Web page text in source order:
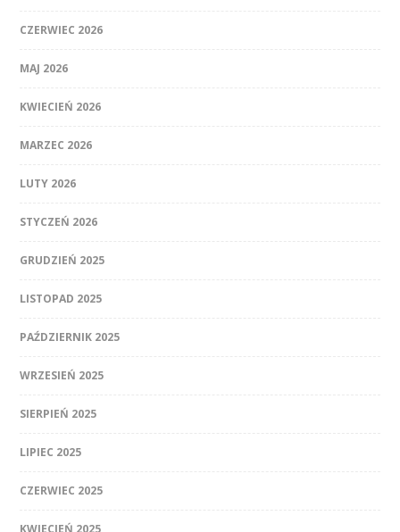
CZERWIEC 2026
MAJ 2026
KWIECIEŃ 2026
MARZEC 2026
LUTY 2026
STYCZEŃ 2026
GRUDZIEŃ 2025
LISTOPAD 2025
PAŹDZIERNIK 2025
WRZESIEŃ 2025
SIERPIEŃ 2025
LIPIEC 2025
CZERWIEC 2025